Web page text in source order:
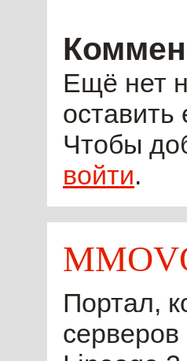
Ещё нет
оставить
Чтобы
войти.
Портал,